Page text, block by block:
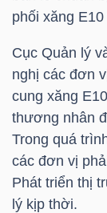
phối xăng
Cục Quản lý
nghị các đơn
cung xăng
thương nhân
Trong quá
các đơn vị
Phát triển thị
lý kịp thời.
LIỆU
Ngành
(-)
VS-
SECTOR